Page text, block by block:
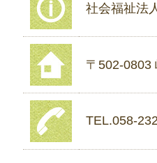
社会福祉法
〒502-0803
TEL.058-